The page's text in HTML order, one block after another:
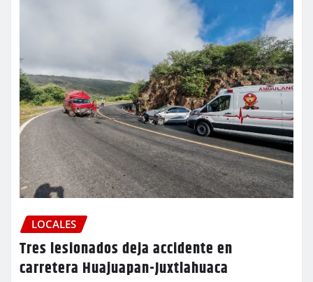
LOCALES
Tres lesionados deja accidente en
carretera Huajuapan-Juxtlahuaca